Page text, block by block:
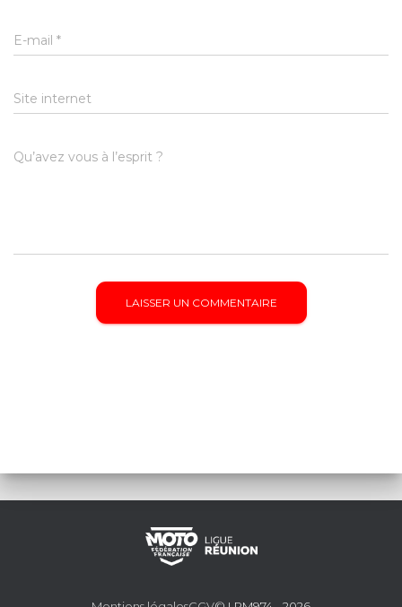
E-mail *
Site internet
Qu’avez vous à l’esprit ?